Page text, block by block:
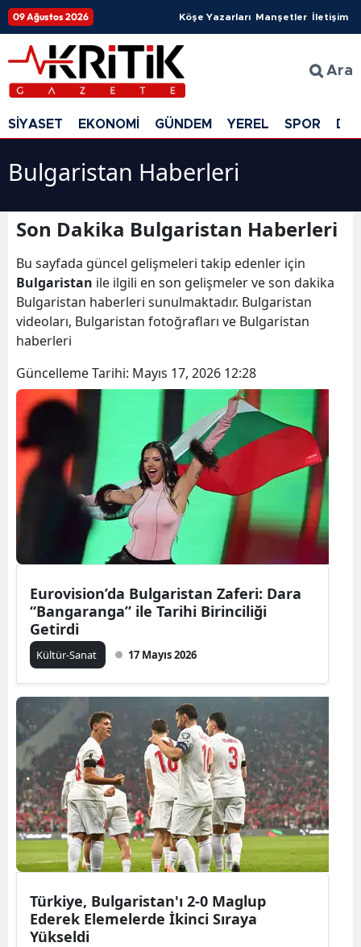
09 Ağustos 2026 Köşe Yazarları Manşetler İletişim
Ara
SİYASET EKONOMİ GÜNDEM YEREL SPOR
Bulgaristan Haberleri
Son Dakika Bulgaristan Haberleri
Bu sayfada güncel gelişmeleri takip edenler için
Bulgaristan ile ilgili en son gelişmeler ve son dakika
Bulgaristan haberleri sunulmaktadır. Bulgaristan
videoları, Bulgaristan fotoğrafları ve Bulgaristan
haberleri
Güncelleme Tarihi: Mayıs 17, 2026 12:28
Eurovision’da Bulgaristan Zaferi: Dara
“Bangaranga” ile Tarihi Birinciliği
Getirdi
Kültür-Sanat 17 Mayıs 2026
Türkiye, Bulgaristan'ı 2-0 Maglup
Ederek Elemelerde İkinci Sıraya
Yükseldi